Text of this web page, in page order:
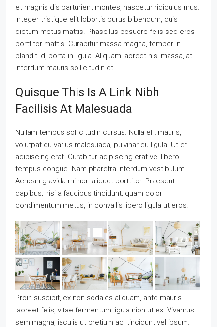
et magnis dis parturient montes, nascetur ridiculus mus.
Integer tristique elit lobortis purus bibendum, quis
dictum metus mattis. Phasellus posuere felis sed eros
porttitor mattis. Curabitur massa magna, tempor in
blandit id, porta in ligula. Aliquam laoreet nisl massa, at
interdum mauris sollicitudin et.
Quisque This Is A Link Nibh
Facilisis At Malesuada
Nullam tempus sollicitudin cursus. Nulla elit mauris,
volutpat eu varius malesuada, pulvinar eu ligula. Ut et
adipiscing erat. Curabitur adipiscing erat vel libero
tempus congue. Nam pharetra interdum vestibulum.
Aenean gravida mi non aliquet porttitor. Praesent
dapibus, nisi a faucibus tincidunt, quam dolor
condimentum metus, in convallis libero ligula ut eros.
Proin suscipit, ex non sodales aliquam, ante mauris
laoreet felis, vitae fermentum ligula nibh ut ex. Vivamus
sem magna, iaculis ut pretium ac, tincidunt vel ipsum.